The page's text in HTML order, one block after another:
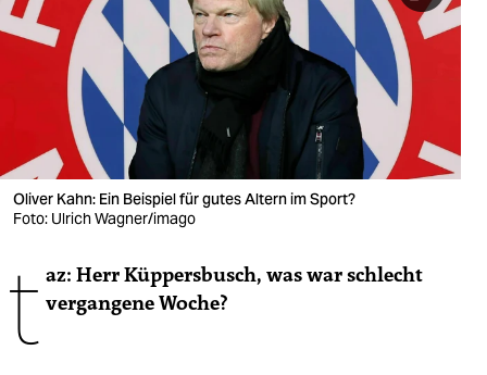
verlag
veranstaltungen
shop
fragen & hilfe
unterstützen
abo
genossenschaft
Oliver Kahn: Ein Beispiel für gutes Altern im Sport?
Foto: Ulrich Wagner/imago
t az: Herr Küppersbusch, was war schlecht
vergangene Woche?